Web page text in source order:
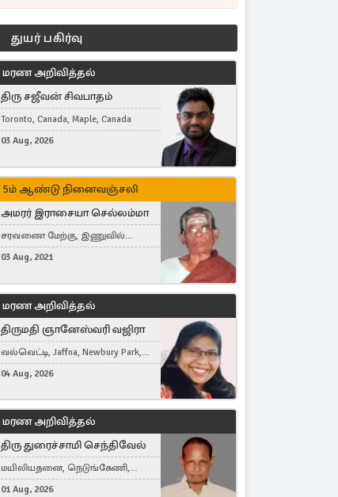
துயர் பகிர்வு
மரண அறிவித்தல்
திரு சஜீவன் சிவபாதம்
Toronto, Canada, Maple, Canada
03 Aug, 2026
5ம் ஆண்டு நினைவஞ்சலி
அமரர் இராசையா செல்லம்மா
சரவணை மேற்கு, இணுவில்
கிழக்கு
03 Aug, 2021
மரண அறிவித்தல்
திருமதி ஞானேஸ்வரி வஜிரா
வல்வெட்டி, Jaffna, Newbury Park,
United Kingdom
04 Aug, 2026
மரண அறிவித்தல்
திரு துரைச்சாமி செந்திவேல்
மயிலியதனை, நெடுங்கேணி,
கம்பர்மலை
01 Aug, 2026